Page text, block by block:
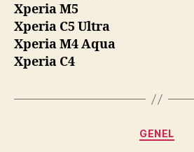
Xperia M5
Xperia C5 Ultra
Xperia M4 Aqua
Xperia C4
GENEL